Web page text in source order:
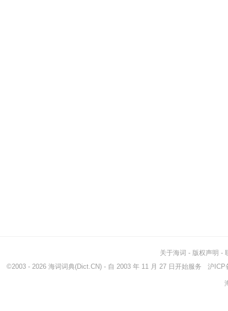
关于海词 - 版权声明 -
©2003 - 2026 海词词典(Dict.CN) - 自 2003 年 11 月 27 日开始服务 沪ICP